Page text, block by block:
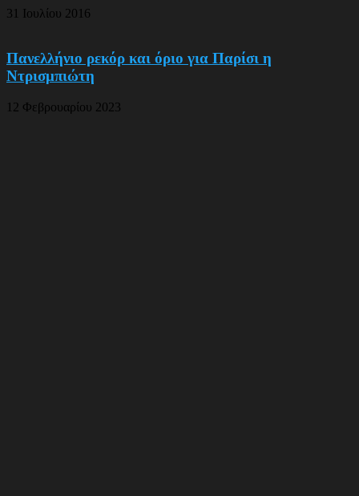
31 Ιουλίου 2016
Πανελλήνιο ρεκόρ και όριο για Παρίσι η
Ντρισμπιώτη
12 Φεβρουαρίου 2023